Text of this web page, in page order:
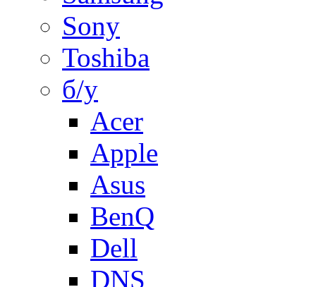
Sony
Toshiba
б/у
Acer
Apple
Asus
BenQ
Dell
DNS